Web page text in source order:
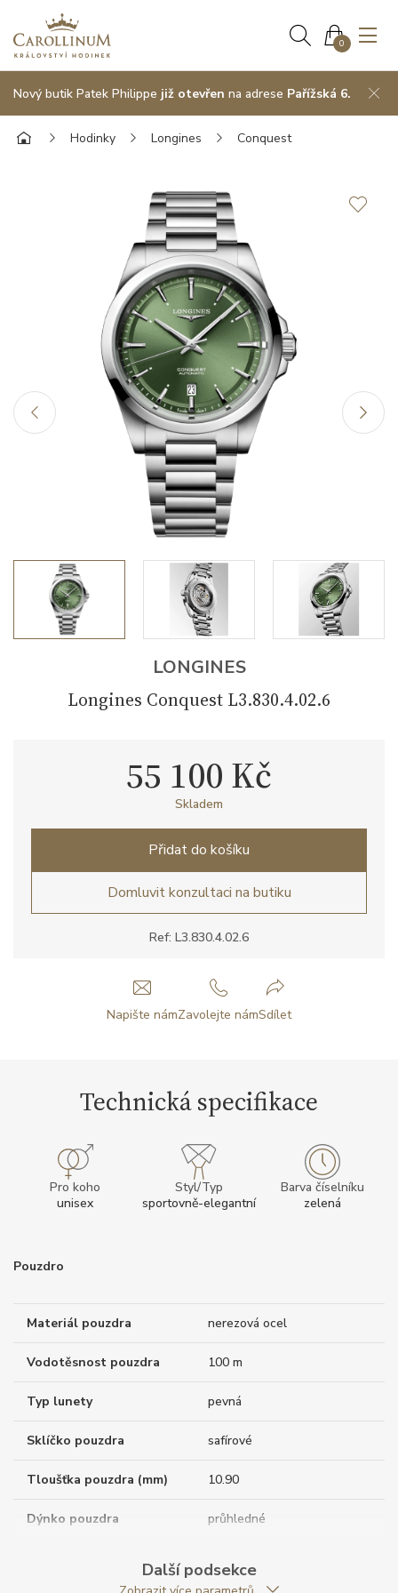
0
Nový butik Patek Philippe již otevřen na adrese Pařížská 6.
Hodinky Longines Conquest
LONGINES
Longines Conquest L3.830.4.02.6
Ref: L3.830.4.02.6
55 100 Kč
Skladem
Přidat do košíku
Domluvit konzultaci na butiku
Napište námZavolejte námSdílet
Technická specifikace
Pro koho
unisex
Styl/Typ
sportovně-elegantní
Barva číselníku
zelená
Pouzdro
Materiál pouzdra nerezová ocel
Vodotěsnost pouzdra 100 m
Typ lunety pevná
Sklíčko pouzdra safírové
Tloušťka pouzdra (mm) 10.90
Dýnko pouzdra průhledné
Další podsekce